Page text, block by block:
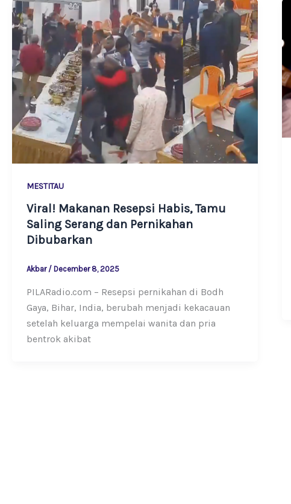
MESTITAU
Viral! Makanan Resepsi Habis, Tamu
Saling Serang dan Pernikahan
Dibubarkan
Akbar / December 8, 2025
PILARadio.com – Resepsi pernikahan di Bodh
Gaya, Bihar, India, berubah menjadi kekacauan
setelah keluarga mempelai wanita dan pria
bentrok akibat